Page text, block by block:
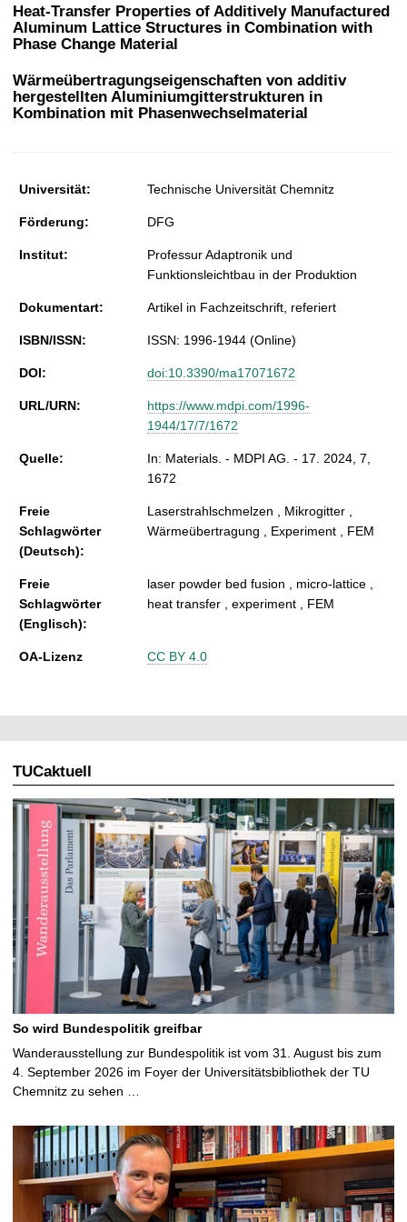
Heat-Transfer Properties of Additively Manufactured
Aluminum Lattice Structures in Combination with
Phase Change Material
Wärmeübertragungseigenschaften von additiv
hergestellten Aluminiumgitterstrukturen in
Kombination mit Phasenwechselmaterial
Universität: Technische Universität Chemnitz
Förderung: DFG
Institut:
Professur Adaptronik und
Funktionsleichtbau in der Produktion
Dokumentart: Artikel in Fachzeitschrift, referiert
ISBN/ISSN: ISSN: 1996-1944 (Online)
DOI: doi:10.3390/ma17071672
URL/URN:
https://www.mdpi.com/1996-
1944/17/7/1672
Quelle:
In: Materials. - MDPI AG. - 17. 2024, 7,
1672
Freie
Schlagwörter
(Deutsch):
Laserstrahlschmelzen , Mikrogitter ,
Wärmeübertragung , Experiment , FEM
Freie
Schlagwörter
(Englisch):
laser powder bed fusion , micro-lattice ,
heat transfer , experiment , FEM
OA-Lizenz CC BY 4.0
TUCaktuell
So wird Bundespolitik greifbar
Wanderausstellung zur Bundespolitik ist vom 31. August bis zum
4. September 2026 im Foyer der Universitätsbibliothek der TU
Chemnitz zu sehen …